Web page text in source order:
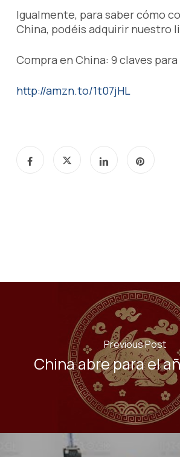
Igualmente, para saber cómo
China, podéis adquirir nuestro
Compra en China: 9 claves
http://amzn.to/1t07jHL
Previous Post
China abre para el